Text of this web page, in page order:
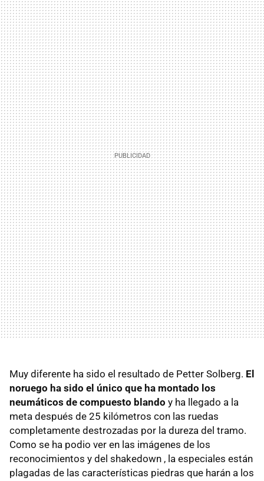
Muy diferente ha sido el resultado de Petter Solberg. El
noruego ha sido el único que ha montado los
neumáticos de compuesto blando y ha llegado a la
meta después de 25 kilómetros con las ruedas
completamente destrozadas por la dureza del tramo.
Como se ha podio ver en las imágenes de los
reconocimientos y del shakedown , la especiales están
plagadas de las características piedras que harán a los